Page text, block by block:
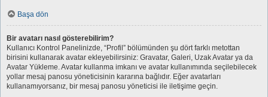
Başa dön
Bir avatarı nasıl gösterebilirim?
Kullanıcı Kontrol Panelinizde, “Profil” bölümünden şu dört farklı metottan
birisini kullanarak avatar ekleyebilirsiniz: Gravatar, Galeri, Uzak Avatar ya da
Avatar Yükleme. Avatar kullanma imkanı ve avatar kullanımında seçilebilecek
yollar mesaj panosu yöneticisinin kararına bağlıdır. Eğer avatarları
kullanamıyorsanız, bir mesaj panosu yöneticisi ile iletişime geçin.